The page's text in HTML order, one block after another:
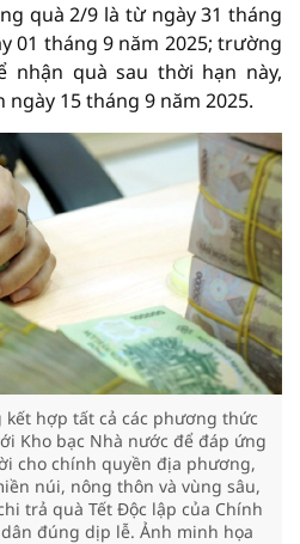
quà 2/9 là từ ngày 31 tháng
01 tháng 9 năm 2025; trường
nhận quà sau thời hạn này,
15 tháng 9 năm 2025.
kết hợp tất cả các phương thức
Kho bạc Nhà nước để đáp ứng
cho chính quyền địa phương,
núi, nông thôn và vùng sâu,
trả quà Tết Độc lập của Chính
đúng dịp lễ. Ảnh minh họa